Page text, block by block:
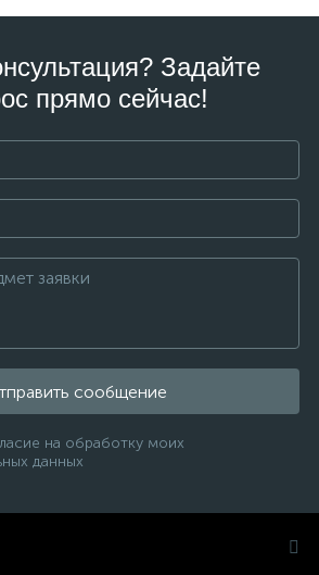
Задайте
прямо сейчас!
сообщение
на обработку моих
данных